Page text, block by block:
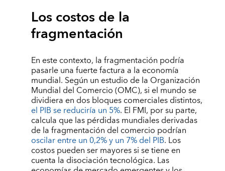
Los costos de la
fragmentación
En este contexto, la fragmentación podría
pasarle una fuerte factura a la economía
mundial. Según un estudio de la Organización
Mundial del Comercio (OMC), si el mundo se
dividiera en dos bloques comerciales distintos,
el PIB se reduciría un 5%. El FMI, por su parte,
calcula que las pérdidas mundiales derivadas
de la fragmentación del comercio podrían
oscilar entre un 0,2% y un 7% del PIB. Los
costos pueden ser mayores si se tiene en
cuenta la disociación tecnológica. Las